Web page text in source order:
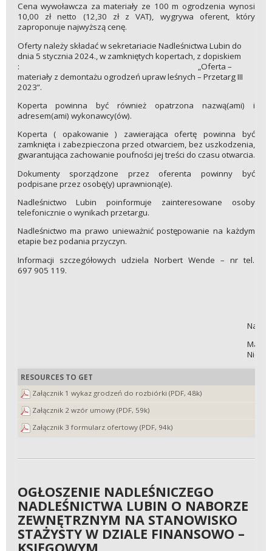
Cena wywoławcza za materiały ze 100 m ogrodzenia wynosi
10,00 zł netto (12,30 zł z VAT), wygrywa oferent, który
zaproponuje najwyższą cenę.
Oferty należy składać w sekretariacie Nadleśnictwa Lubin do
dnia 5 stycznia 2024., w zamkniętych kopertach, z dopiskiem
: „Oferta –
materiały z demontażu ogrodzeń upraw leśnych – Przetarg III
2023”.
Koperta powinna być również opatrzona nazwą(ami) i
adresem(ami) wykonawcy(ów).
Koperta ( opakowanie ) zawierająca ofertę powinna być
zamknięta i zabezpieczona przed otwarciem, bez uszkodzenia,
gwarantująca zachowanie poufności jej treści do czasu otwarcia.
Dokumenty sporządzone przez oferenta powinny być
podpisane przez osobę(y) uprawnioną(e).
Nadleśnictwo Lubin poinformuje zainteresowane osoby
telefonicznie o wynikach przetargu.
Nadleśnictwo ma prawo unieważnić postępowanie na każdym
etapie bez podania przyczyn.
Informacji szczegółowych udziela Norbert Wende – nr tel.
697 905 119.
Marek
RESOURCES TO GET
Załącznik 1 wykaz grodzeń do rozbiórki (PDF, 48k)
Załącznik 2 wzór umowy (PDF, 59k)
Załącznik 3 formularz ofertowy (PDF, 94k)
OGŁOSZENIE NADLEŚNICZEGO
NADLEŚNICTWA LUBIN O NABORZE
ZEWNĘTRZNYM NA STANOWISKO
STAŻYSTY W DZIALE FINANSOWO –